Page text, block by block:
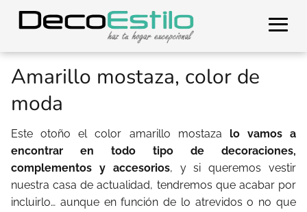
Amarillo mostaza, color de
moda
Este otoño el color amarillo mostaza lo vamos a
encontrar en todo tipo de decoraciones,
complementos y accesorios, y si queremos vestir
nuestra casa de actualidad, tendremos que acabar por
incluirlo… aunque en función de lo atrevidos o no que